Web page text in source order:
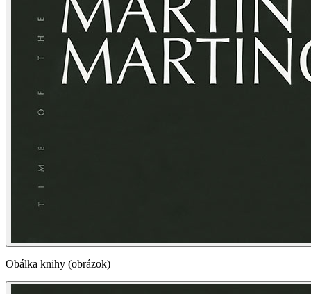
Obálka knihy (obrázok)